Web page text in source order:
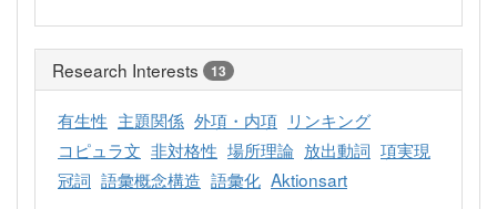
Research Interests 13
有生性 主題関係 外項・内項 リンキング
コピュラ文 非対格性 場所理論 放出動詞 項実現
冠詞 語彙概念構造 語彙化 Aktionsart